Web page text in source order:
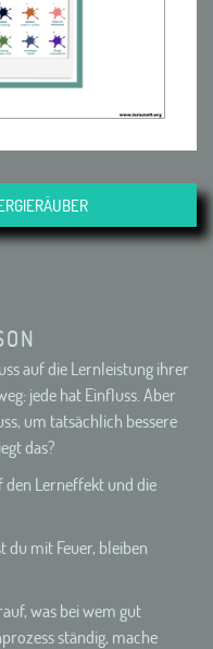
auf die Lernleistung ihrer
jede hat Einfluss. Aber
um tatsächlich bessere
das?
den Lerneffekt und die
du mit Feuer, bleiben
was bei wem gut
ständig, mache